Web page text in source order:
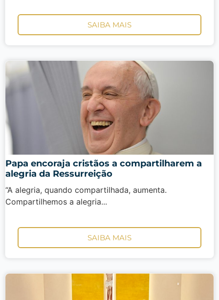
SAIBA MAIS
Papa encoraja cristãos a compartilharem a
alegria da Ressurreição
“A alegria, quando compartilhada, aumenta.
Compartilhemos a alegria...
SAIBA MAIS